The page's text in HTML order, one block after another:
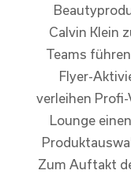
Calvin Klein
Teams
Flyer-
verleihen
Lounge
Zum Auftakt